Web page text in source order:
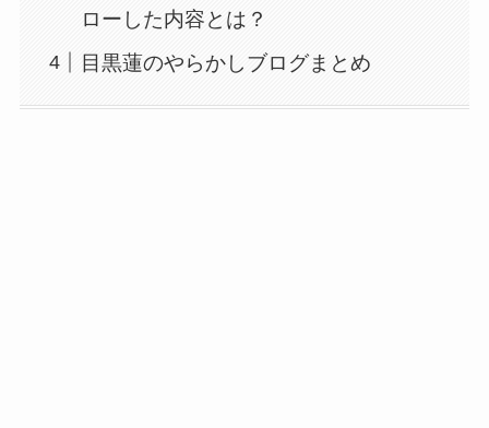
ローした内容とは？
目黒蓮のやらかしブログまとめ